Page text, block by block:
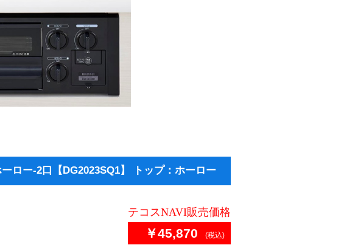
ロー-2口【DG2023SQ1】 トップ：ホーロー
テコスNAVI販売価格
￥45,870 (税込)